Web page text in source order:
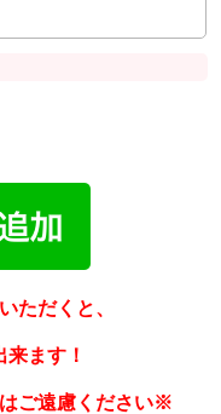
ただくと、
ます！
ご遠慮ください※